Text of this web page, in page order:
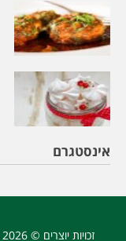
אינסטגרם
זכויות יוצרים © 2026